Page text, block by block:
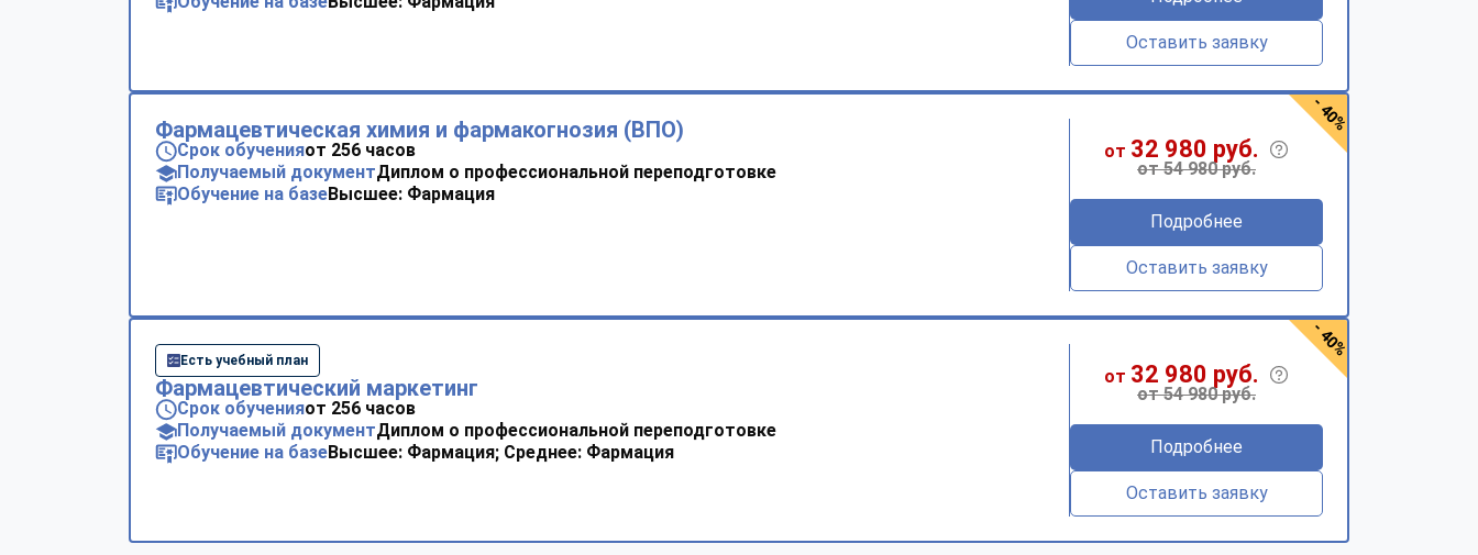
Оставить заявку
Фармацевтическая химия и фармакогнозия (ВПО)
Срок обученияот 256 часов
Получаемый документДиплом о профессиональной переподготовке
Обучение на базеВысшее: Фармация
от 32 980 руб.
от 54 980 руб.
Подробнее
Оставить заявку
- 40%
Есть учебный план
Фармацевтический маркетинг
Срок обученияот 256 часов
Получаемый документДиплом о профессиональной переподготовке
Обучение на базеВысшее: Фармация; Среднее: Фармация
от 32 980 руб.
от 54 980 руб.
Подробнее
Оставить заявку
- 40%